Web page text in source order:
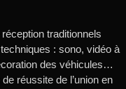
traditionnels
: sono, vidéo à
des véhicules…
réussite de l’union en